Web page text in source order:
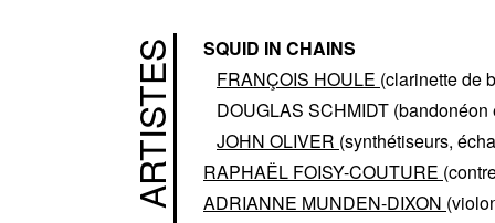
ARTISTES
SQUID IN CHAINS
FRANÇOIS HOULE (clarinette de
DOUGLAS SCHMIDT (bandonéon
JOHN OLIVER (synthétiseurs,
RAPHAËL FOISY-COUTURE
ADRIANNE MUNDEN-DIXON